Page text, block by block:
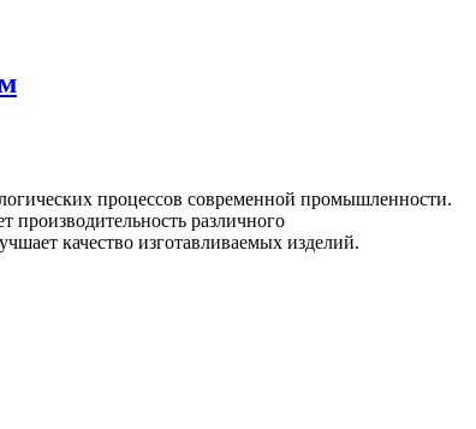
процессов современной промышленности.
производительность различного
качество изготавливаемых изделий.